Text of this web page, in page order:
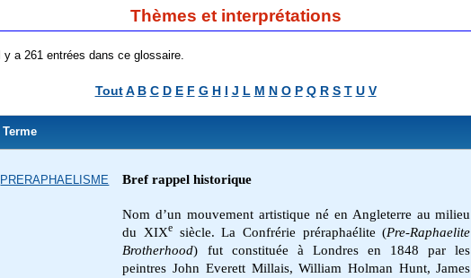
Thèmes et interprétations
Il y a 261 entrées dans ce glossaire.
Tout A B C D E F G H I J L M N O P Q R S T U V
Terme
PRERAPHAELISME Bref rappel historique
Nom d’un mouvement artistique né en Angleterre au milieu
du XIXe siècle. La Confrérie préraphaélite (Pre-Raphaelite
Brotherhood) fut constituée à Londres en 1848 par les
peintres John Everett Millais, William Holman Hunt, James